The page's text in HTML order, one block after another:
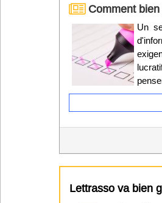
Comment
Un
Lettrasso va bien